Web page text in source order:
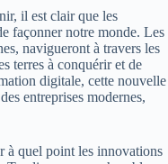
il est clair que les
façonner notre monde. Les
navigueront à travers les
terres à conquérir et de
digitale, cette nouvelle
entreprises modernes,
à quel point les innovations